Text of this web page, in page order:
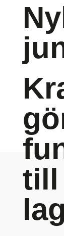
till
lag